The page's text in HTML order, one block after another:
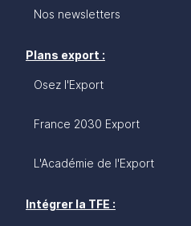
Nos newsletters
Plans export :
Osez l'Export
France 2030 Export
L'Académie de l'Export
Intégrer la TFE :